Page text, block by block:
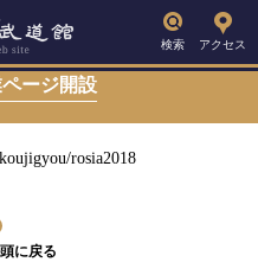
検索 アクセス
ージ開設
rosia2018
に戻る